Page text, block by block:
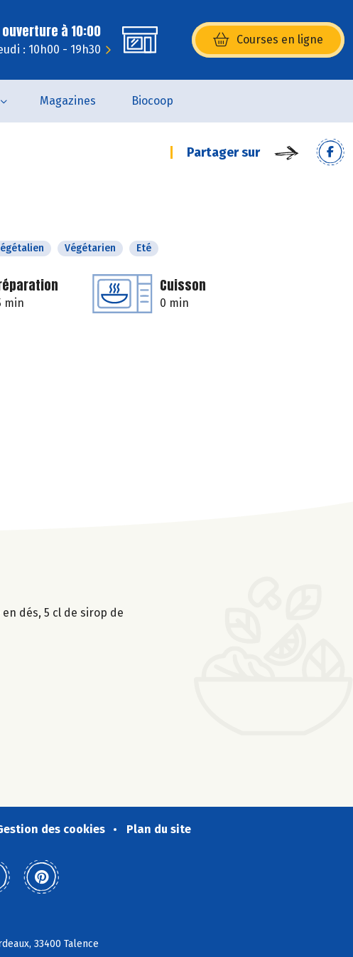
à 10:00
: 10h00 - 19h30
Courses en ligne
(s’ouvre dans une nouvelle
Magazines Biocoop
Partager sur
Végétarien Eté
min
Cuisson
0 min
dés, 5 cl de sirop de
des cookies Plan du site
33400 Talence